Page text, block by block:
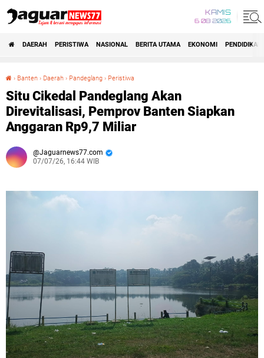
KAMIS
6 08 2026
DAERAH PERISTIWA NASIONAL BERITA UTAMA EKONOMI PENDIDIKAN
› Banten › Daerah › Pandeglang › Peristiwa
Situ Cikedal Pandeglang Akan
Direvitalisasi, Pemprov Banten Siapkan
Anggaran Rp9,7 Miliar
Jaguarnews77.com
07/07/26, 16:44 WIB